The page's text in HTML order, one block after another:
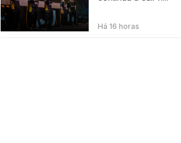
BLAST Bounty S2 na RTP Arena: Regressa o
melhor Counter-Strike
Há 16 horas